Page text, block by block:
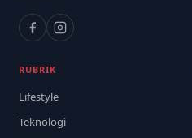
RUBRIK
Lifestyle
Teknologi